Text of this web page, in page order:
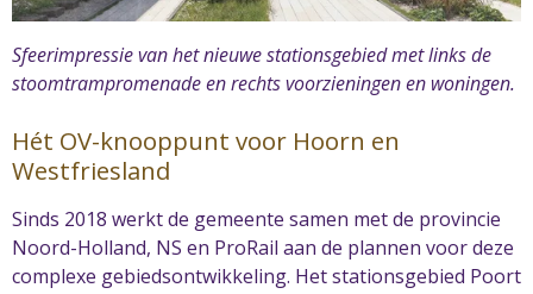
Sfeerimpressie van het nieuwe stationsgebied met links de
stoomtrampromenade en rechts voorzieningen en woningen.
Hét OV-knooppunt voor Hoorn en
Westfriesland
Sinds 2018 werkt de gemeente samen met de provincie
Noord-Holland, NS en ProRail aan de plannen voor deze
complexe gebiedsontwikkeling. Het stationsgebied Poort